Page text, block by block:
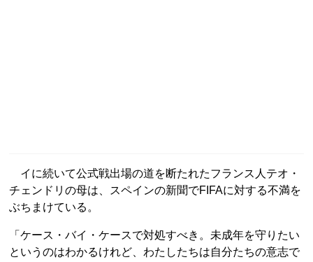
イに続いて公式戦出場の道を断たれたフランス人テオ・
チェンドリの母は、スペインの新聞でFIFAに対する不満を
ぶちまけている。
「ケース・バイ・ケースで対処すべき。未成年を守りたい
というのはわかるけれど、わたしたちは自分たちの意志で